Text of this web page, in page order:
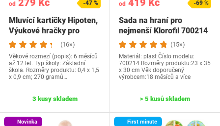
od 279 Kč -47 %
Mluvící kartičky Hipoten,
Výukové hračky pro
batolata od 1…(16×)
Věkové rozmezí (popis): 6 měsíců
až 12 let. Typ školy: Základní
škola. Rozměry produktu: 0,4 x 1,5
x 0,9 cm; 270 gramů…
3 kusy skladem
od 419 Kč -69 %
Sada na hraní pro
nejmenší Klorofil 700214
(15×)
Materiál: plast Číslo modelu:
‎700214 Rozměry produktu:‎23 x 35
x 30 cm Věk doporučený
výrobcem‎:18 měsíců a více
> 5 kusů skladem
Novinka First minute